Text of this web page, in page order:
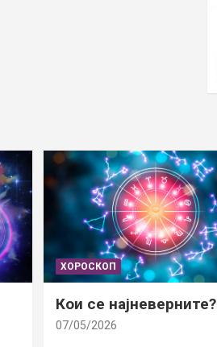
ХОРОСКОП
Кои се најневерните?
07/05/2026